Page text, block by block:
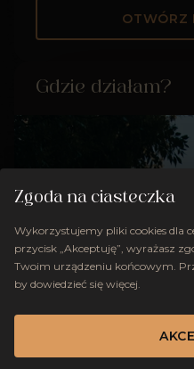
OTWÓRZ
Gdzie działam?
Zgoda na ciasteczka
Wykorzystujemy pliki cookies dla
przycisk „Akceptuję”, wyrażasz
Twoim urządzeniu końcowym.
by dowiedzieć się więcej.